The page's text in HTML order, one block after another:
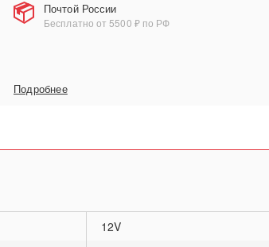
Почтой России
Бесплатно от 5500 ₽ по РФ
Подробнее
12V